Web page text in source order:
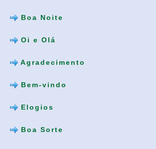
Boa Noite
Oi e Olá
Agradecimento
Bem-vindo
Elogios
Boa Sorte